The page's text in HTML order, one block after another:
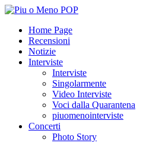
Home Page
Recensioni
Notizie
Interviste
Interviste
Singolarmente
Video Interviste
Voci dalla Quarantena
piuomenointerviste
Concerti
Photo Story